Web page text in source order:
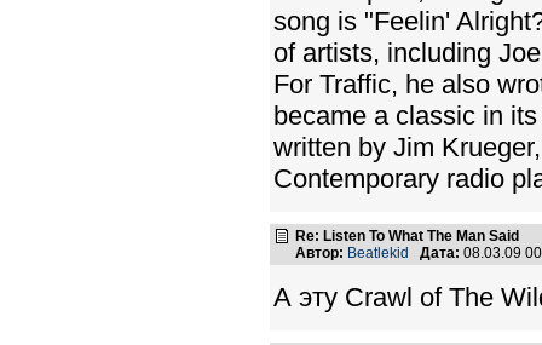
song is "Feelin'
of artists, including
For Traffic, he also
became a classic in
written by Jim
Contemporary radio
Re: Listen To What The Man Said
Автор: Beatlekid Дата: 08.03.09
А эту Crawl of The